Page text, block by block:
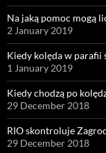
Na jaką pomoc mogą
2 January 2019
Kiedy kolęda w parafii
1 January 2019
Kiedy chodzą po
29 December 2018
RIO skontroluje
29 December 2018